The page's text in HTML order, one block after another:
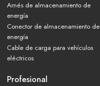
Arnés de almacenamiento de
energía
Conector de almacenamiento de
energía
Cable de carga para vehículos
eléctricos
Profesional